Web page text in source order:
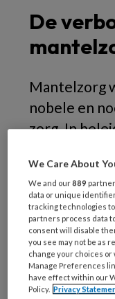
De
Mantelzorg
nobele en
zorg. In
om de zorg
houden.
framing
nauwelijks
druk die
ongeacht
We Care About
We and our889
data or unique
tracking technologies
partners process data
consent will disable
you see may not be as
change your choices
Manage Preferences
have effect within our
Policy. Privacy